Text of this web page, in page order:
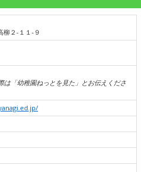
柳２-１１-９
は「幼稚園ねっとを見た」とお伝えくださ